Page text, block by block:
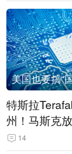
特斯拉
州！马斯克
回美国
14